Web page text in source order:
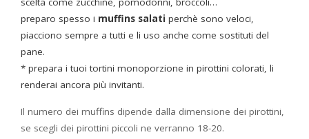
preparo spesso i muffins salati perchè sono veloci,
piacciono sempre a tutti e li uso anche come sostituti del
pane.
* prepara i tuoi tortini monoporzione in pirottini colorati, li
renderai ancora più invitanti.
Il numero dei muffins dipende dalla dimensione dei pirottini,
se scegli dei pirottini piccoli ne verranno 18-20.